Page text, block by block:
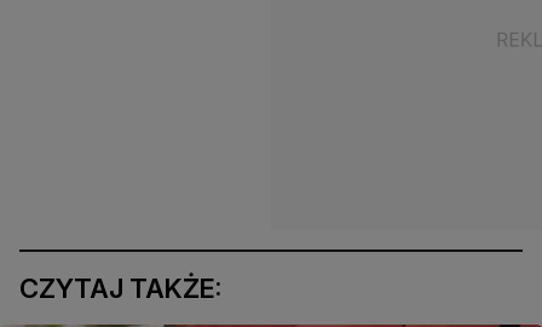
CZYTAJ TAKŻE: